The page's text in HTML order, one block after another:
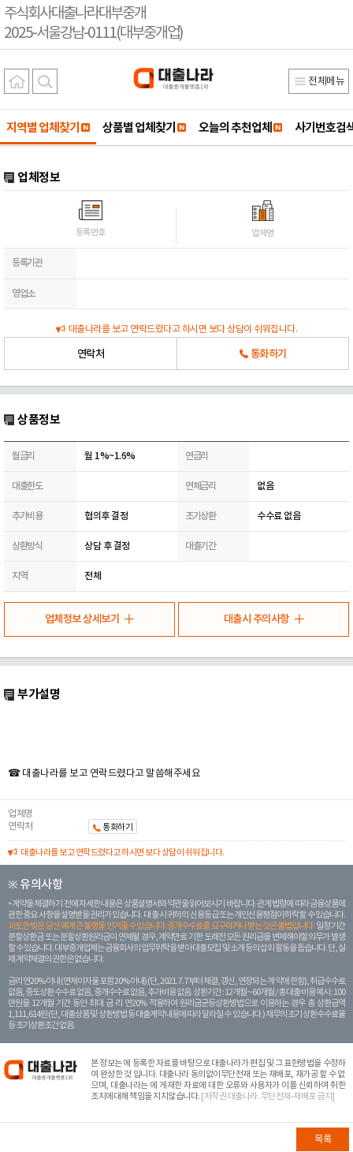
주식회사대출나라대부중개
2025-서울강남-0111(대부중개업)
전체메뉴
지역별 업체찾기 상품별 업체찾기 오늘의 추천업체 사기번호검
업체정보
등록번호 업체명
등록기관
영업소
대출나라를 보고 연락드렸다고 하시면 보다 상담이 쉬워집니다.
연락처 통화하기
상품정보
월금리 월 1%~1.6% 연금리
대출한도 연체금리 없음
추가비용 협의후 결정 조기상환 수수료 없음
상환방식 상담 후 결정 대출기간
지역 전체
업체정보 상세보기 대출시 주의사항
부가설명
☎ 대출나라를 보고 연락드렸다고 말씀해주세요
업체명
연락처
통화하기
대출나라를 보고 연락드렸다고 하시면 보다 상담이 쉬워집니다.
※ 유의사항
계약을 체결하기 전에 자세한 내용은 상품설명서와 약관을 읽어보시기 바랍니다. 관계 법령에 따라 금융상품에
관한 중요 사항을 설명받을 권리가 있습니다. 대 출 시 귀하의 신용등급 또는 개인신용평점이 하락할 수 있습니다.
과도한 빚은 당신 에게 큰 불행을 안겨줄 수 있습니다. 중개수수료를 요구하거나 받는 것은 불법입니다. 일정 기간
분할상환금 또는 분할상환원리금이 연체될 경우, 계약만료 기한 도래전 모든 원리금을 변제해야할 의무가 발생
할 수 있습니다. 대부중개업체는 금융회사의 업무위탁을 받아 대출모집 및 소개 등의 섭외 활동을 돕습니다. 단, 실
제 계약체결의 권한은 없습니다.
금리 연20% 이내 (연체이자율 포함 20% 이내) (단, 2021. 7. 7부터 체결, 갱신, 연장되는 계 약에 한함), 취급수수료
없음, 중도상환 수수료 없음, 중개수수료 없음, 추가비용 없음. 상환기간 : 12개월 ~ 60개월 / 총 대출 비용 예시 : 100
만원을 12개월 기간 동안 최대 금 리 연20% 적용하여 원리금균등상환방법으로 이용하는 경우 총 상환금액
1,111,614원 (단, 대출상품 및 상환방법 등 대출계약 내용에 따라 달라질 수 있습니다.) 채무의 조기 상환수수료율
등 조기상환조건 없음.
본 정보는에 등록한 자료를 바탕으로 대출나라가 편집 및 그 표현방법을 수정하
여 완성한 것 입니다. 대출나라 동의없이무단전재 또는 재배포, 재가공 할 수 없
으며, 대출나라는 에 게재한 자료에 대한 오류와 사용자가 이를 신뢰하여 취한
조치에대해 책임을 지지않습니다. [저작권 대출나라. 무단전재-재배포 금지]
목록